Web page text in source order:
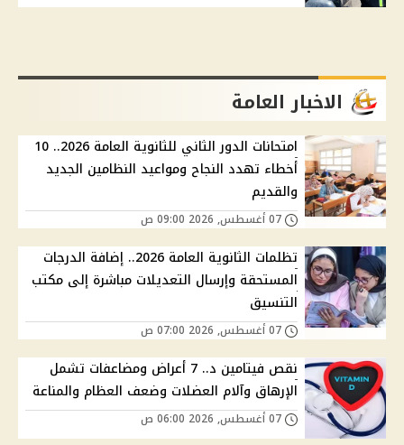
الاخبار العامة
امتحانات الدور الثاني للثانوية العامة 2026.. 10
أخطاء تهدد النجاح ومواعيد النظامين الجديد
والقديم
تظلمات الثانوية العامة 2026.. إضافة الدرجات
المستحقة وإرسال التعديلات مباشرة إلى مكتب
التنسيق
نقص فيتامين د.. 7 أعراض ومضاعفات تشمل
الإرهاق وآلام العضلات وضعف العظام والمناعة